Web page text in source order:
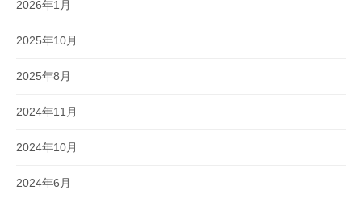
2026年1月
2025年10月
2025年8月
2024年11月
2024年10月
2024年6月